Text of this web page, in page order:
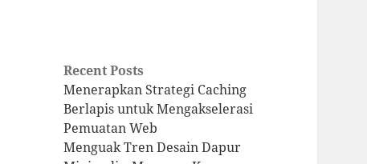
Recent Posts
Menerapkan Strategi Caching
Berlapis untuk Mengakselerasi
Pemuatan Web
Menguak Tren Desain Dapur